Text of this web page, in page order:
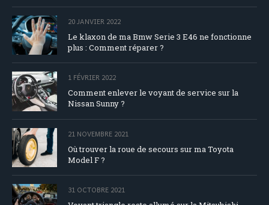
20 JANVIER 2022
Le klaxon de ma Bmw Serie 3 E46 ne fonctionne
plus : Comment réparer ?
1 FÉVRIER 2022
Comment enlever le voyant de service sur la
Nissan Sunny ?
21 NOVEMBRE 2021
Où trouver la roue de secours sur ma Toyota
Model F ?
31 OCTOBRE 2021